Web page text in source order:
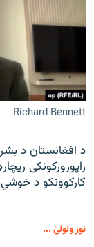
Richard Bennett
د افغانستان د
راپورورکونکی
کارکوونکو د
نور ولولئ ...